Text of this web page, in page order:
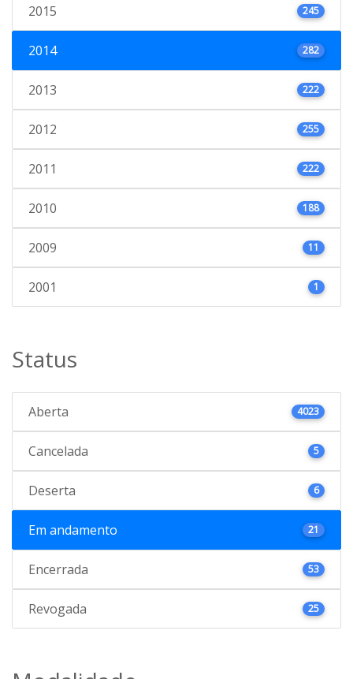
2015 245
2014 282
2013 222
2012 255
2011 222
2010 188
2009 11
2001 1
Status
Aberta 4023
Cancelada 5
Deserta 6
Em andamento 21
Encerrada 53
Revogada 25